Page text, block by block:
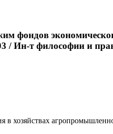
фондов
/ Ин-т философии и
хозяйствах